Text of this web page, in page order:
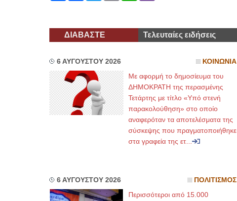
ΔΙΑΒΑΣΤΕ Τελευταίες ειδήσεις
6 ΑΥΓΟΥΣΤΟΥ 2026 ΚΟΙΝΩΝΙΑ
Με αφορμή το δημοσίευμα του
ΔΗΜΟΚΡΑΤΗ της περασμένης
Τετάρτης με τίτλο «Υπό στενή
παρακολούθηση» στο οποίο
αναφερόταν τα αποτελέσματα της
σύσκεψης που πραγματοποιήθηκε
στα γραφεία της ετ...
6 ΑΥΓΟΥΣΤΟΥ 2026 ΠΟΛΙΤΙΣΜΟΣ
Περισσότεροι από 15.000